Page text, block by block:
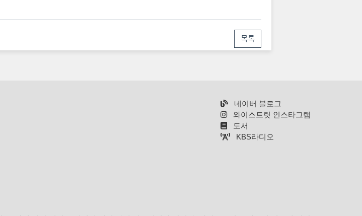
목록
네이버 블로그
와이스트릿 인스타그램
도서
KBS라디오